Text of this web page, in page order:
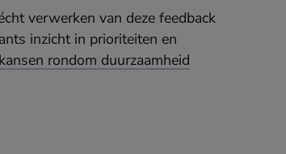
verwerken van deze feedback
inzicht in prioriteiten en
kansen rondom duurzaamheid